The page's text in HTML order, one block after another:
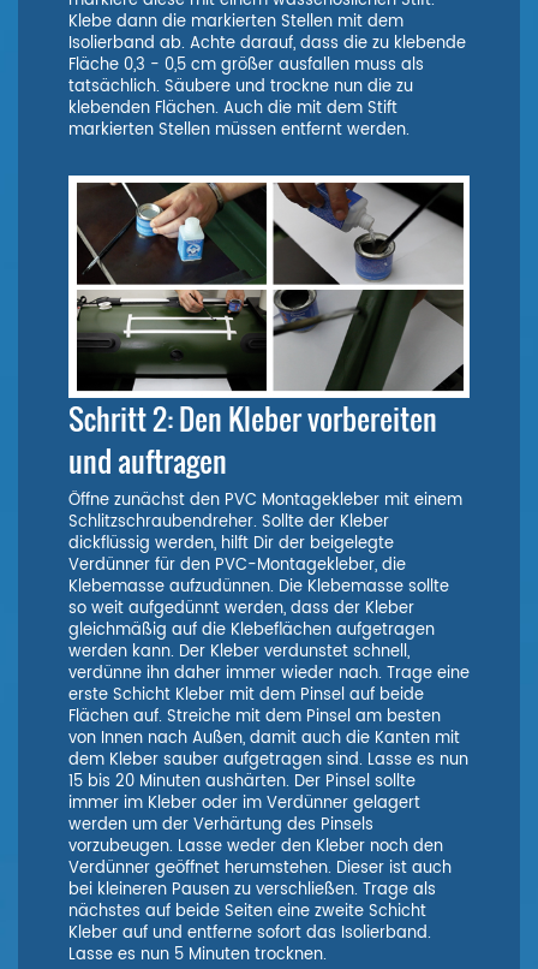
Klebe dann die markierten Stellen mit dem
Isolierband ab. Achte darauf, dass die zu klebende
Fläche 0,3 - 0,5 cm größer ausfallen muss als
tatsächlich. Säubere und trockne nun die zu
klebenden Flächen. Auch die mit dem Stift
markierten Stellen müssen entfernt werden.
Schritt 2: Den Kleber vorbereiten
und auftragen
Öffne zunächst den PVC Montagekleber mit einem
Schlitzschraubendreher. Sollte der Kleber
dickflüssig werden, hilft Dir der beigelegte
Verdünner für den PVC-Montagekleber, die
Klebemasse aufzudünnen. Die Klebemasse sollte
so weit aufgedünnt werden, dass der Kleber
gleichmäßig auf die Klebeflächen aufgetragen
werden kann. Der Kleber verdunstet schnell,
verdünne ihn daher immer wieder nach. Trage eine
erste Schicht Kleber mit dem Pinsel auf beide
Flächen auf. Streiche mit dem Pinsel am besten
von Innen nach Außen, damit auch die Kanten mit
dem Kleber sauber aufgetragen sind. Lasse es nun
15 bis 20 Minuten aushärten. Der Pinsel sollte
immer im Kleber oder im Verdünner gelagert
werden um der Verhärtung des Pinsels
vorzubeugen. Lasse weder den Kleber noch den
Verdünner geöffnet herumstehen. Dieser ist auch
bei kleineren Pausen zu verschließen. Trage als
nächstes auf beide Seiten eine zweite Schicht
Kleber auf und entferne sofort das Isolierband.
Lasse es nun 5 Minuten trocknen.